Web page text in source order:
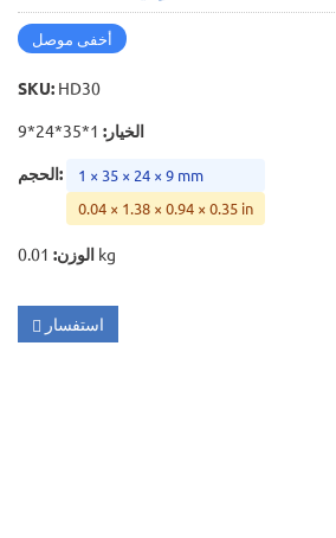
أخفى موصل
SKU: HD30
الخيار :
1*35*24*9
الحجم:
1 × 35 × 24 × 9 mm
0.04 × 1.38 × 0.94 × 0.35 in
الوزن: 0.01 kg
استفسار